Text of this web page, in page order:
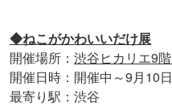
◆ねこがかわいいだけ展
開催場所： 渋谷ヒカリエ9
開催日時：開催中～9月10日
最寄り駅：渋谷